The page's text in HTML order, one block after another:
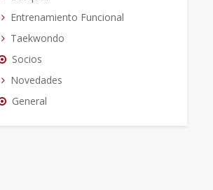
Entrenamiento Funcional
Taekwondo
Socios
Novedades
General